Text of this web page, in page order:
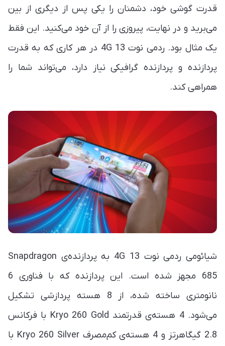
قدرت گوشی خود، دشمنان را یکی پس از دیگری از بین
می‌برید و در نهایت، پیروزی را از آن خود می‌کنید. این فقط
یک مثال بود. ردمی نوت 13 4G در هر کاری که به قدرت
پردازنده و پردازنده گرافیکی نیاز دارد، می‌تواند شما را
همراهی کند.
شیائومی ردمی نوت 13 4G به پردازنده‌ی Snapdragon
685 مجهز شده است. این پردازنده که با فناوری 6
نانومتری ساخته شده، از 8 هسته پردازشی تشکیل
می‌شود. 4 هسته‌ی قدرتمند Kryo 260 Gold با فرکانس
2.8 گیگاهرتز و 4 هسته‌ی کم‌مصرف Kryo 260 Silver با